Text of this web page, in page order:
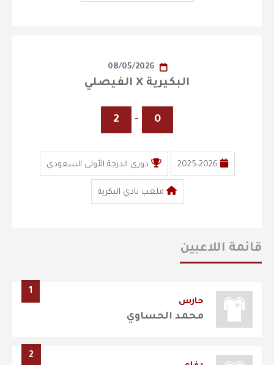
08/05/2026
البكيرية X الفيصلي
0
-
2
2025-2026 دوري الدرجة الأولى السعودي
ملعب نادي البكرية
قائمة اللاعبين
1
حارس
محمد الحساوي
2